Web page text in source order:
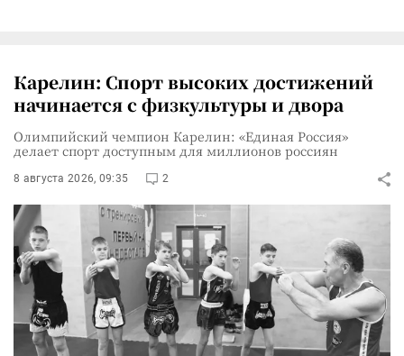
Карелин: Спорт высоких достижений
начинается с физкультуры и двора
Олимпийский чемпион Карелин: «Единая Россия»
делает спорт доступным для миллионов россиян
8 августа 2026, 09:35 2